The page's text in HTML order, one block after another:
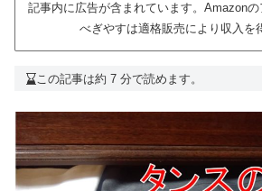
記事内に広告が含まれています。Amazonの
べぎやすは適格販売により収入を
この記事は約 7 分で読めます。